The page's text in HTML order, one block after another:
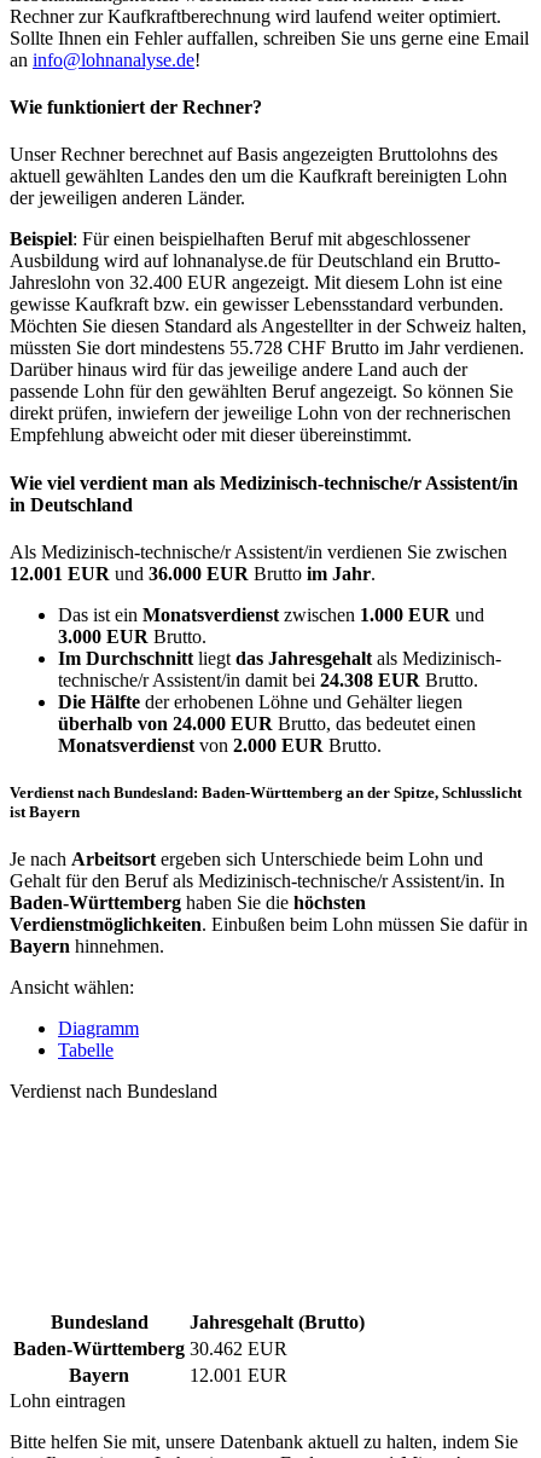
Rechner zur Kaufkraftberechnung wird laufend weiter optimiert.
Sollte Ihnen ein Fehler auffallen, schreiben Sie uns gerne eine Email
an info@lohnanalyse.de!
Wie funktioniert der Rechner?
Unser Rechner berechnet auf Basis angezeigten Bruttolohns des
aktuell gewählten Landes den um die Kaufkraft bereinigten Lohn
der jeweiligen anderen Länder.
Beispiel: Für einen beispielhaften Beruf mit abgeschlossener
Ausbildung wird auf lohnanalyse.de für Deutschland ein Brutto-
Jahreslohn von 32.400 EUR angezeigt. Mit diesem Lohn ist eine
gewisse Kaufkraft bzw. ein gewisser Lebensstandard verbunden.
Möchten Sie diesen Standard als Angestellter in der Schweiz halten,
müssten Sie dort mindestens 55.728 CHF Brutto im Jahr verdienen.
Darüber hinaus wird für das jeweilige andere Land auch der
passende Lohn für den gewählten Beruf angezeigt. So können Sie
direkt prüfen, inwiefern der jeweilige Lohn von der rechnerischen
Empfehlung abweicht oder mit dieser übereinstimmt.
Wie viel verdient man als Medizinisch-technische/r Assistent/in
in Deutschland
Als Medizinisch-technische/r Assistent/in verdienen Sie zwischen
12.001 EUR und 36.000 EUR Brutto im Jahr.
Das ist ein Monatsverdienst zwischen 1.000 EUR und
3.000 EUR Brutto.
Im Durchschnitt liegt das Jahresgehalt als Medizinisch-
technische/r Assistent/in damit bei 24.308 EUR Brutto.
Die Hälfte der erhobenen Löhne und Gehälter liegen
überhalb von 24.000 EUR Brutto, das bedeutet einen
Monatsverdienst von 2.000 EUR Brutto.
Verdienst nach Bundesland: Baden-Württemberg an der Spitze, Schlusslicht
ist Bayern
Je nach Arbeitsort ergeben sich Unterschiede beim Lohn und
Gehalt für den Beruf als Medizinisch-technische/r Assistent/in. In
Baden-Württemberg haben Sie die höchsten
Verdienstmöglichkeiten. Einbußen beim Lohn müssen Sie dafür in
Bayern hinnehmen.
Ansicht wählen:
Diagramm
Tabelle
Verdienst nach Bundesland
Bundesland
Jahresgehalt (Brutto)
Baden-Württemberg 30.462 EUR
Bayern
12.001 EUR
Lohn eintragen
Bitte helfen Sie mit, unsere Datenbank aktuell zu halten, indem Sie